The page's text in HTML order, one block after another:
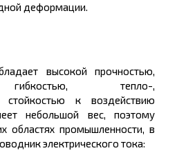
деформации.
высокой прочностью,
гибкостью, тепло-,
стойкостью к воздействию
небольшой вес, поэтому
областях промышленности, в
электрического тока: